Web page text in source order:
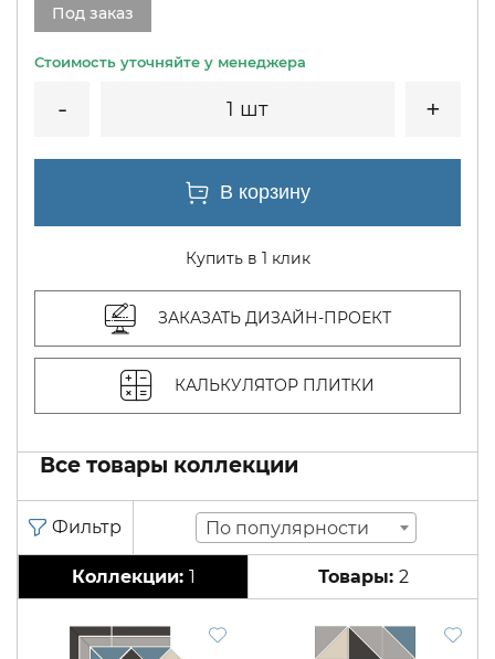
Под заказ
1 шт
Купить в 1 клик
ЗАКАЗАТЬ ДИЗАЙН-ПРОЕКТ
КАЛЬКУЛЯТОР ПЛИТКИ
Все товары коллекции
По популярности
1 2